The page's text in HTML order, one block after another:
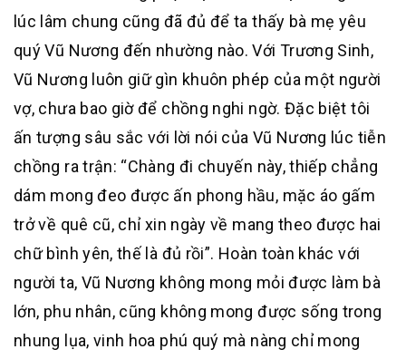
lúc lâm chung cũng đã đủ để ta thấy bà mẹ yêu
quý Vũ Nương đến nhường nào. Với Trương Sinh,
Vũ Nương luôn giữ gìn khuôn phép của một người
vợ, chưa bao giờ để chồng nghi ngờ. Đặc biệt tôi
ấn tượng sâu sắc với lời nói của Vũ Nương lúc tiễn
chồng ra trận: “Chàng đi chuyến này, thiếp chẳng
dám mong đeo được ấn phong hầu, mặc áo gấm
trở về quê cũ, chỉ xin ngày về mang theo được hai
chữ bình yên, thế là đủ rồi”. Hoàn toàn khác với
người ta, Vũ Nương không mong mỏi được làm bà
lớn, phu nhân, cũng không mong được sống trong
nhung lụa, vinh hoa phú quý mà nàng chỉ mong